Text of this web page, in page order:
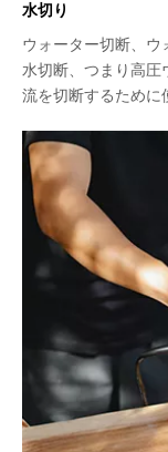
水切り
ウォーター切断、ウ
水切断、つまり高圧
流を切断するために